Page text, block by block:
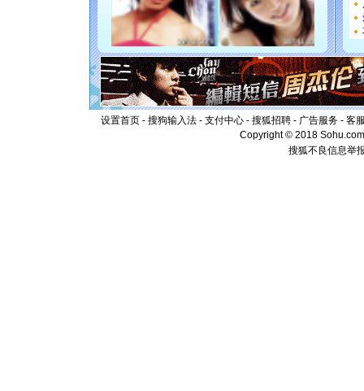
断电。
你是我
[元旦]
如
起；二
离。水晶
[元旦]当
泣，这痛
卖了。水
[春节] 风
颜！冬去
[春节]传
设置首页 - 搜狗输入法 - 支付中心 - 搜狐招聘 - 广告服务 - 客
Copyright © 2018
搜狐不良信息举